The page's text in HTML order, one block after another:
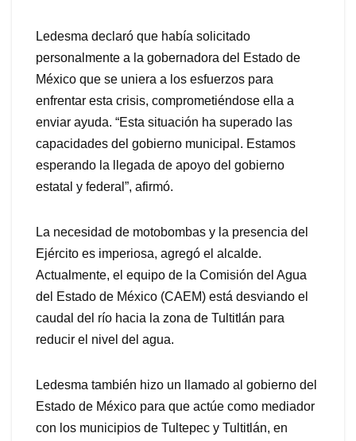
Ledesma declaró que había solicitado
personalmente a la gobernadora del Estado de
México que se uniera a los esfuerzos para
enfrentar esta crisis, comprometiéndose ella a
enviar ayuda. “Esta situación ha superado las
capacidades del gobierno municipal. Estamos
esperando la llegada de apoyo del gobierno
estatal y federal”, afirmó.
La necesidad de motobombas y la presencia del
Ejército es imperiosa, agregó el alcalde.
Actualmente, el equipo de la Comisión del Agua
del Estado de México (CAEM) está desviando el
caudal del río hacia la zona de Tultitlán para
reducir el nivel del agua.
Ledesma también hizo un llamado al gobierno del
Estado de México para que actúe como mediador
con los municipios de Tultepec y Tultitlán, en